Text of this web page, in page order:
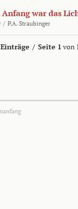
war das
/ P.A. Straubinger
/ Seite 1 von